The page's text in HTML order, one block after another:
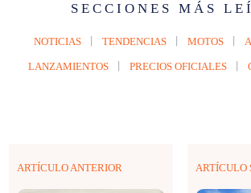
SECCIONES MÁS
NOTICIAS TENDENCIAS MOTOS
LANZAMIENTOS PRECIOS OFICIALES
ARTÍCULO ANTERIOR ARTÍCULO